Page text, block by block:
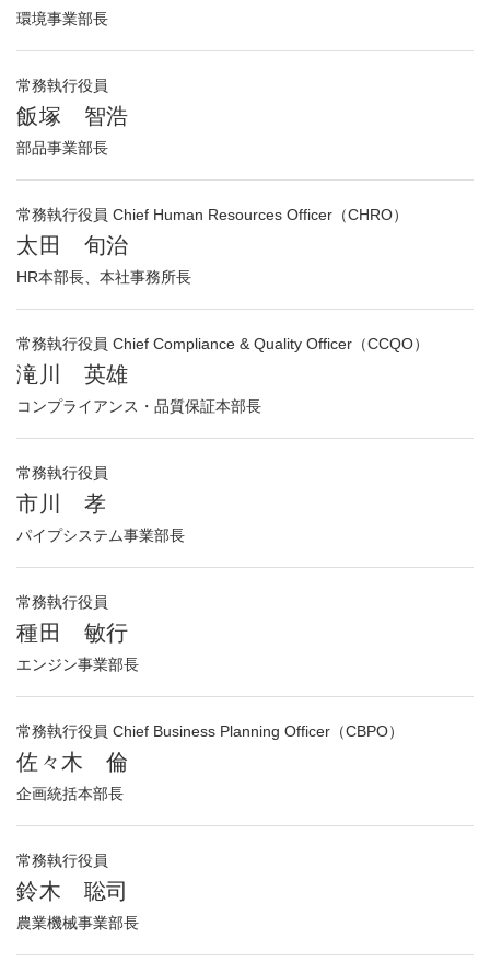
環境事業部長
常務執行役員
飯塚 智浩
部品事業部長
常務執行役員 Chief Human Resources Officer（CHRO）
太田 旬治
HR本部長、本社事務所長
常務執行役員 Chief Compliance & Quality Officer（CCQO）
滝川 英雄
コンプライアンス・品質保証本部長
常務執行役員
市川 孝
パイプシステム事業部長
常務執行役員
種田 敏行
エンジン事業部長
常務執行役員 Chief Business Planning Officer（CBPO）
佐々木 倫
企画統括本部長
常務執行役員
鈴木 聡司
農業機械事業部長